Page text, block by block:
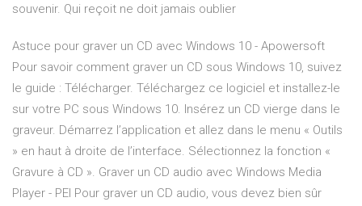
souvenir. Qui reçoit ne doit jamais oublier
Astuce pour graver un CD avec Windows 10 - Apowersoft
Pour savoir comment graver un CD sous Windows 10, suivez
le guide : Télécharger. Téléchargez ce logiciel et installez-le
sur votre PC sous Windows 10. Insérez un CD vierge dans le
graveur. Démarrez l’application et allez dans le menu « Outils
» en haut à droite de l’interface. Sélectionnez la fonction «
Gravure à CD ». Graver un CD audio avec Windows Media
Player - PEI Pour graver un CD audio, vous devez bien sûr